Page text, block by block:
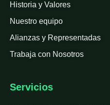
Historia y Valores
Nuestro equipo
Alianzas y Representadas
Trabaja con Nosotros
Servicios